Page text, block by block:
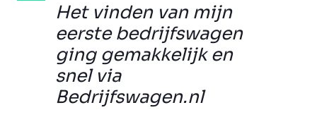
Het vinden van mijn
eerste bedrijfswagen
ging gemakkelijk en
snel via
Bedrijfswagen.nl